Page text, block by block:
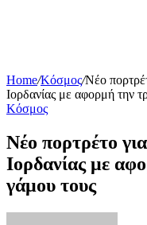
Home/Κόσμος/Νέο
Ιορδανίας με αφορμή την
Κόσμος
Νέο πορτρέτο
Ιορδανίας με
γάμου τους